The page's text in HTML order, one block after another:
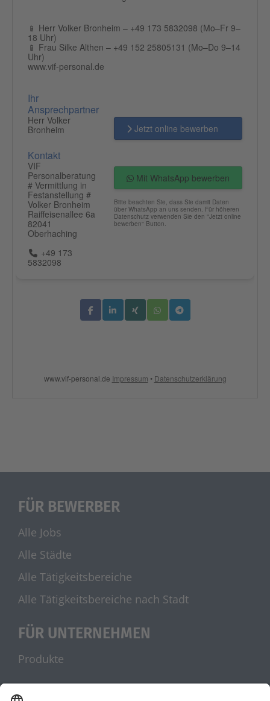
FÜR BEWERBER
Alle Jobs
Alle Städte
Alle Tätigkeitsbereiche
Alle Tätigkeitsbereiche nach Stadt
FÜR UNTERNEHMEN
Produkte
UNSERE PARTNER